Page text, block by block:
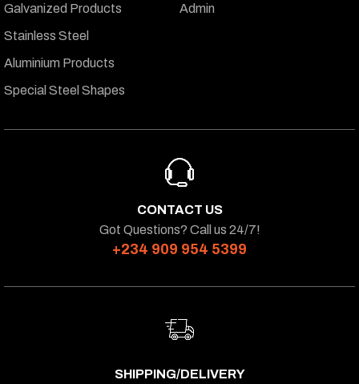
Galvanized Products
Stainless Steel
Aluminium Products
Special Steel Shapes
Admin
CONTACT US
Got Questions? Call us 24/7!
+234 909 954 5399
SHIPPING/DELIVERY